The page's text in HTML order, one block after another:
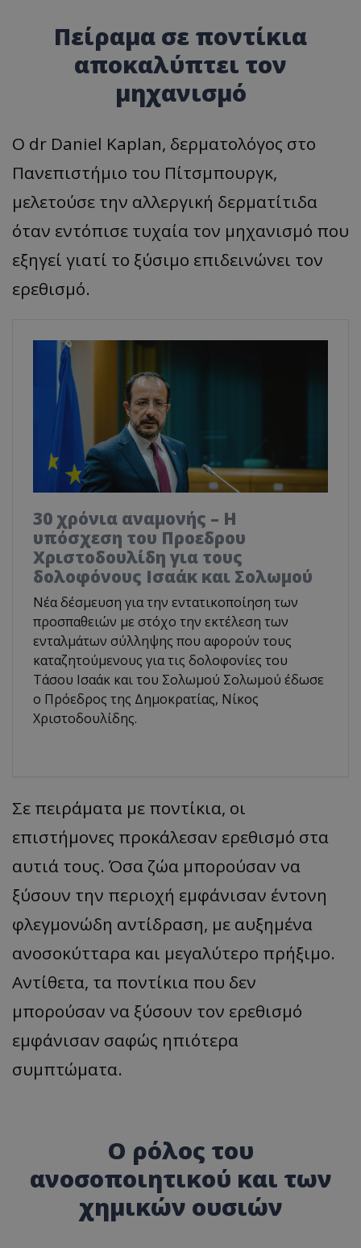
Πείραμα σε ποντίκια
αποκαλύπτει τον
μηχανισμό
Ο dr Daniel Kaplan, δερματολόγος στο
Πανεπιστήμιο του Πίτσμπουργκ,
μελετούσε την αλλεργική δερματίτιδα
όταν εντόπισε τυχαία τον μηχανισμό που
εξηγεί γιατί το ξύσιμο επιδεινώνει τον
ερεθισμό.
30 χρόνια αναμονής – Η
υπόσχεση του Προεδρου
Χριστοδουλίδη για τους
δολοφόνους Ισαάκ και Σολωμού
Νέα δέσμευση για την εντατικοποίηση των
προσπαθειών με στόχο την εκτέλεση των
ενταλμάτων σύλληψης που αφορούν τους
καταζητούμενους για τις δολοφονίες του
Τάσου Ισαάκ και του Σολωμού Σολωμού έδωσε
ο Πρόεδρος της Δημοκρατίας, Νίκος
Χριστοδουλίδης.
Σε πειράματα με ποντίκια, οι
επιστήμονες προκάλεσαν ερεθισμό στα
αυτιά τους. Όσα ζώα μπορούσαν να
ξύσουν την περιοχή εμφάνισαν έντονη
φλεγμονώδη αντίδραση, με αυξημένα
ανοσοκύτταρα και μεγαλύτερο πρήξιμο.
Αντίθετα, τα ποντίκια που δεν
μπορούσαν να ξύσουν τον ερεθισμό
εμφάνισαν σαφώς ηπιότερα
συμπτώματα.
Ο ρόλος του
ανοσοποιητικού και των
χημικών ουσιών